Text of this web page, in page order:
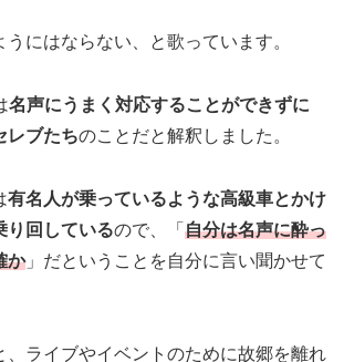
うにはならない、と歌っています。
名声にうまく対応することができずに
レブたちのことだと解釈しました。
有名人が乗っているような高級車とかけ
り回しているので、「 自分は名声に酔っ
か」だということを自分に言い聞かせて
、ライブやイベントのために故郷を離れ